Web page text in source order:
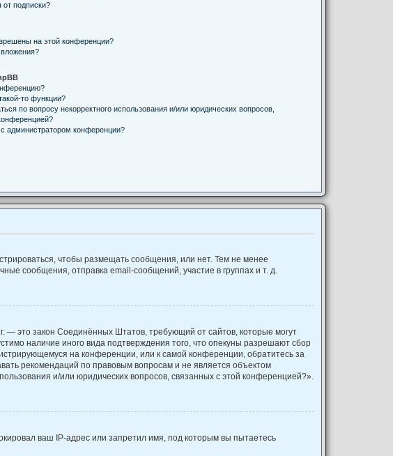
от подписки?
на этой конференции?
то функции?
по вопросу некорректного использования и/или юридических вопросов,
администратором конференции?
чтобы размещать сообщения, или нет. Тем не менее
сообщения, отправка email-сообщений, участие в группах и т. д.
— это закон Соединённых Штатов, требующий от сайтов, которые могут
наличие иного вида подтверждения того, что опекуны разрешают сбор
на конференции, или к самой конференции, обратитесь за
рекомендаций по правовым вопросам и не является объектом
и/или юридических вопросов, связанных с этой конференцией?».
ваш IP-адрес или запретил имя, под которым вы пытаетесь